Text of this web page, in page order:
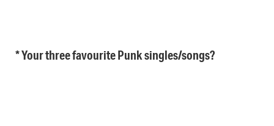
* Your three favourite Punk singles/songs?